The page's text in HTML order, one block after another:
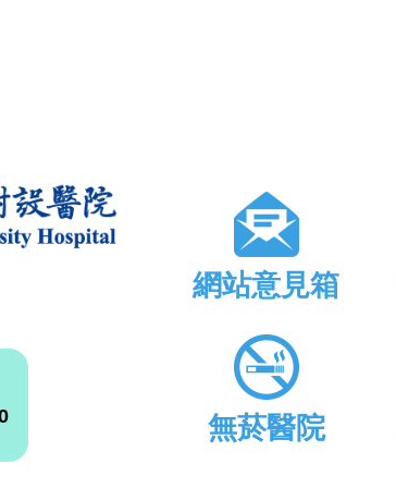
網站意見箱
無菸醫院